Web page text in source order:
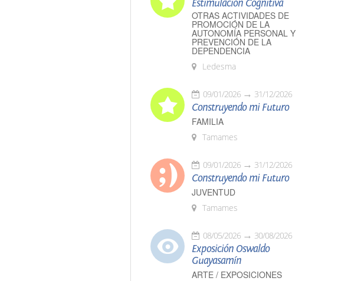
Estimulación Cognitiva
OTRAS ACTIVIDADES DE
PROMOCIÓN DE LA
AUTONOMÍA PERSONAL Y
PREVENCIÓN DE LA
DEPENDENCIA
Ledesma
09/01/2026 31/12/2026
Construyendo mi Futuro
FAMILIA
Tamames
09/01/2026 31/12/2026
Construyendo mi Futuro
JUVENTUD
Tamames
08/05/2026 30/08/2026
Exposición Oswaldo
Guayasamín
ARTE / EXPOSICIONES